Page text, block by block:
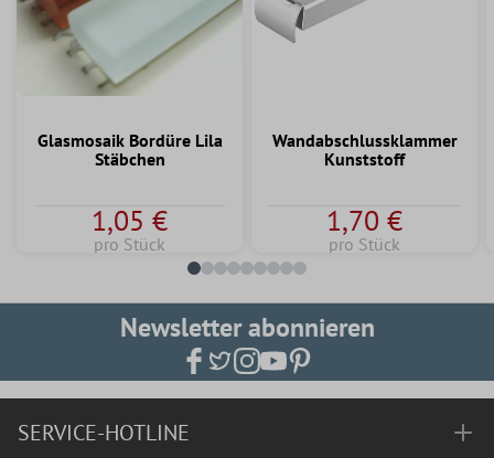
Glasmosaik Bordüre Lila
Stäbchen
1,05 €
pro Stück
Wandabschlussklammer
Kunststoff
1,70 €
pro Stück
Newsletter abonnieren
SERVICE-HOTLINE